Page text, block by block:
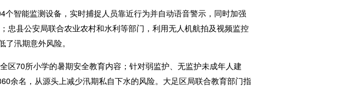
智能监测设备，实时捕捉人员靠近行为并自动语音警示，同时加强
忠县公安局联合农业农村和水利等部门，利用无人机航拍及视频监控
汛期意外风险。
70所小学的暑期安全教育内容；针对弱监护、无监护未成年人建
余名，从源头上减少汛期私自下水的风险。大足区局联合教育部门指